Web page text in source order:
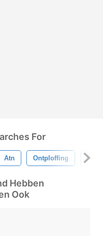
For
Atn Ontploffing
Hebben
Ook